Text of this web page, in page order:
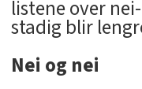
listene over
stadig blir
Nei og nei